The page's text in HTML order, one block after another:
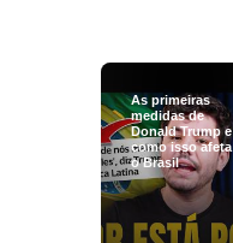
As primeiras
medidas de
Donald Trump e
como isso afeta
o Brasil